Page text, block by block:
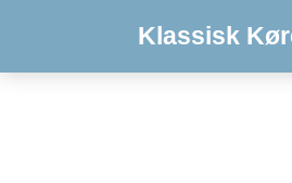
Klassisk